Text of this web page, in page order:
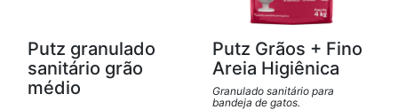
Putz granulado
sanitário grão
médio
Putz Grãos + Fino
Areia Higiênica
Granulado sanitário para
bandeja de gatos.